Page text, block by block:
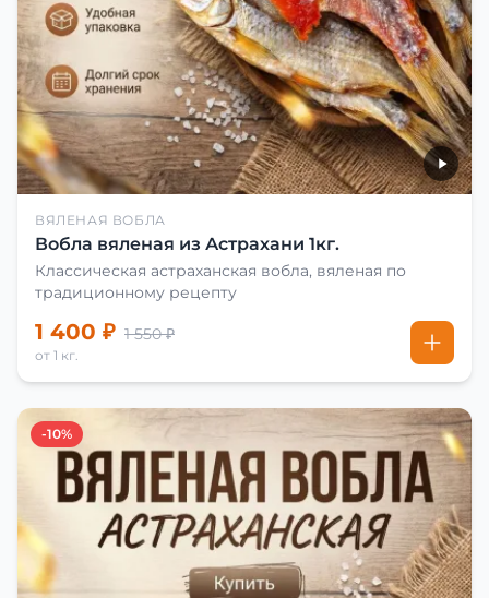
ВЯЛЕНАЯ ВОБЛА
Вобла вяленая из Астрахани 1кг.
Классическая астраханская вобла, вяленая по
традиционному рецепту
1 400 ₽ 1 550 ₽
от 1 кг.
-10%